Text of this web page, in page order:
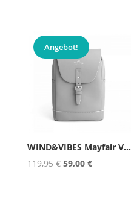
Angebot!
WIND&VIBES Mayfair Vegan St...
119,95€ Ursprünglicher
59,00 €Aktueller